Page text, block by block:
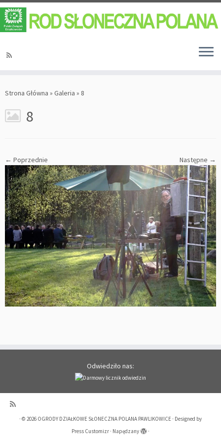
Strona Główna » Galeria » 8
8
← Poprzednie Następne →
Odwiedziło nas:
· © 2026 OGRODY DZIAŁKOWE SŁONECZNA POLANA PAWLIKOWICE · Designed by
Press Customizr · Napędzany ·